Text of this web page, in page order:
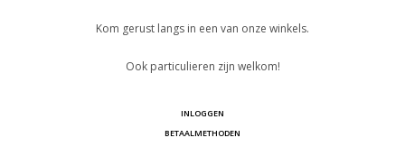
Kom gerust langs in een van onze winkels.
Ook particulieren zijn welkom!
INLOGGEN
BETAALMETHODEN